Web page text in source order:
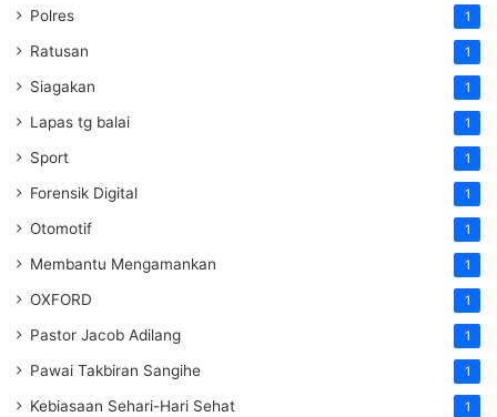
Polres 1
Ratusan 1
Siagakan 1
Lapas tg balai 1
Sport 1
Forensik Digital 1
Otomotif 1
Membantu Mengamankan 1
OXFORD 1
Pastor Jacob Adilang 1
Pawai Takbiran Sangihe 1
Kebiasaan Sehari-Hari Sehat 1